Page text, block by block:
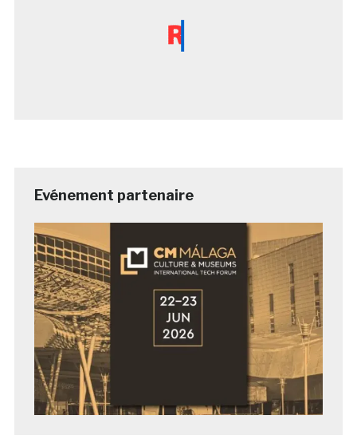
Evénement partenaire